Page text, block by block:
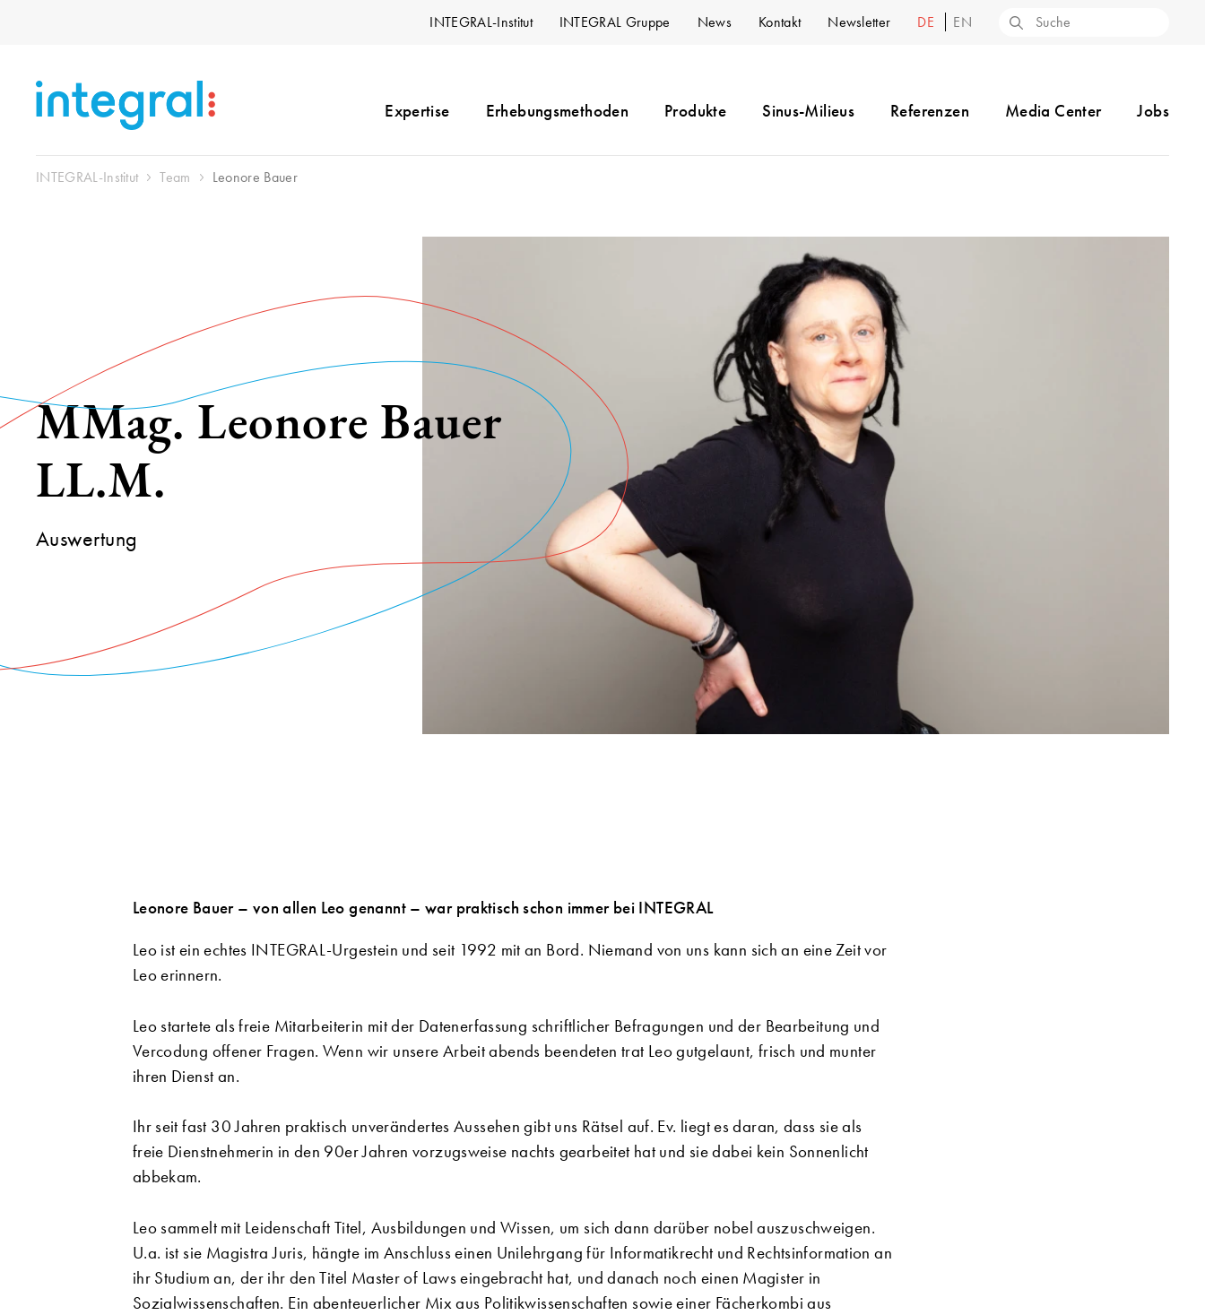
INTEGRAL-Institut INTEGRAL Gruppe News Kontakt Newsletter DE EN
Expertise Erhebungsmethoden Produkte Sinus-Milieus Referenzen Media Center Jobs
INTEGRAL-Institut Team Leonore Bauer
MMag. Leonore Bauer
LL.M.
Auswertung
Leonore Bauer – von allen Leo genannt – war praktisch schon immer bei INTEGRAL
Leo ist ein echtes INTEGRAL-Urgestein und seit 1992 mit an Bord. Niemand von uns kann sich an eine Zeit vor
Leo erinnern.
Leo startete als freie Mitarbeiterin mit der Datenerfassung schriftlicher Befragungen und der Bearbeitung und
Vercodung offener Fragen. Wenn wir unsere Arbeit abends beendeten trat Leo gutgelaunt, frisch und munter
ihren Dienst an.
Ihr seit fast 30 Jahren praktisch unverändertes Aussehen gibt uns Rätsel auf. Ev. liegt es daran, dass sie als
freie Dienstnehmerin in den 90er Jahren vorzugsweise nachts gearbeitet hat und sie dabei kein Sonnenlicht
abbekam.
Leo sammelt mit Leidenschaft Titel, Ausbildungen und Wissen, um sich dann darüber nobel auszuschweigen.
U.a. ist sie Magistra Juris, hängte im Anschluss einen Unilehrgang für Informatikrecht und Rechtsinformation an
ihr Studium an, der ihr den Titel Master of Laws eingebracht hat, und danach noch einen Magister in
Sozialwissenschaften. Ein abenteuerlicher Mix aus Politikwissenschaften sowie einer Fächerkombi aus